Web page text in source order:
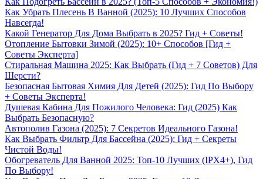
Как Убрать Плесень В Ванной (2025): 10 Лучших Способов
Навсегда!
Какой Генератор Для Дома Выбрать в 2025? Гид + Советы!
Отопление Бытовки Зимой (2025): 10+ Способов [Гид +
Советы Эксперта]
Стиральная Машина 2025: Как Выбрать (Гид + 7 Советов) Для
Шерсти?
Безопасная Бытовая Химия Для Детей (2025): Гид По Выбору
+ Советы Эксперта!
Душевая Кабина Для Пожилого Человека: Гид (2025) Как
Выбрать Безопасную?
Автополив Газона (2025): 7 Секретов Идеального Газона!
Как Выбрать Фильтр Для Бассейна (2025): Гид + Секреты
Чистой Воды!
Обогреватель Для Ванной 2025: Топ-10 Лучших (IPX4+), Гид
По Выбору!